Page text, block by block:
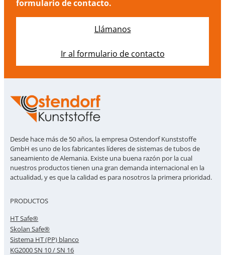
formulario de contacto.
Llámanos
Ir al formulario de contacto
Desde hace más de 50 años, la empresa Ostendorf Kunststoffe
GmbH es uno de los fabricantes líderes de sistemas de tubos de
saneamiento de Alemania. Existe una buena razón por la cual
nuestros productos tienen una gran demanda internacional en la
actualidad, y es que la calidad es para nosotros la primera prioridad.
PRODUCTOS
HT Safe®
Skolan Safe®
Sistema HT (PP) blanco
KG2000 SN 10 / SN 16